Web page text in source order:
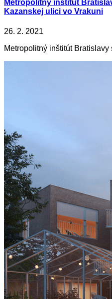
Metropolitný inštitút
Kazanskej ulici vo Vrakuni
26. 2. 2021
Metropolitný inštitút